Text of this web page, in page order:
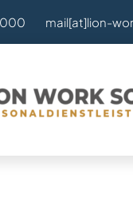
000 mail[at]lion-